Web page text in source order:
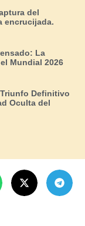
del
encrucijada.
La
Mundial 2026
Definitivo
Oculta del